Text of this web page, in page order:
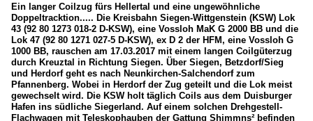
Ein langer Coilzug fürs Hellertal und eine ungewöhnliche
Doppeltracktion..... Die Kreisbahn Siegen-Wittgenstein (KSW) Lok
43 (92 80 1273 018-2 D-KSW), eine Vossloh MaK G 2000 BB und die
Lok 47 (92 80 1271 027-5 D-KSW), ex D 2 der HFM, eine Vossloh G
1000 BB, rauschen am 17.03.2017 mit einem langen Coilgüterzug
durch Kreuztal in Richtung Siegen. Über Siegen, Betzdorf/Sieg
und Herdorf geht es nach Neunkirchen-Salchendorf zum
Pfannenberg. Wobei in Herdorf der Zug geteilt und die Lok meist
gewechselt wird. Die KSW holt täglich Coils aus dem Duisburger
Hafen ins südliche Siegerland. Auf einem solchen Drehgestell-
Flachwagen mit Teleskophauben der Gattung Shimmns² befinden